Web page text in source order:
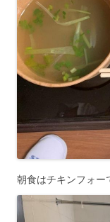
朝食はチキンフォー